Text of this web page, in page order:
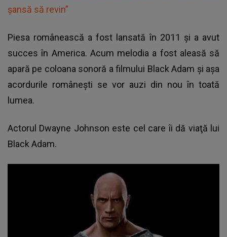
şansă să revin”
Piesa românească a fost lansată în 2011 şi a avut
succes în America. Acum melodia a fost aleasă să
apară pe coloana sonoră a filmului Black Adam şi aşa
acordurile româneşti se vor auzi din nou în toată
lumea.
Actorul Dwayne Johnson este cel care îi dă viaţă lui
Black Adam.